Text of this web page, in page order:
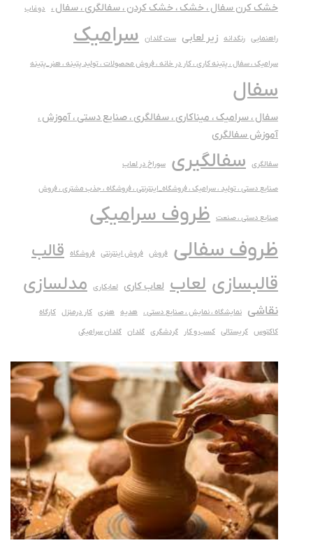
خشک کرن سفال ، خشک ، خشک کردن ، سفالگری ، سفال ، دوغاب
راهنمایی رنگدانه زیر لعابی ست گلدان سرامیک
سرامیک ، سفال ، پتینه کاری ، کار در خانه ، فروش محصولات ، تولید پتینه ، هنر_پتینه
سفال
سفال ، سرامیک ، میناکاری ، سفالگری ، صنایع دستی ، آموزش ،
آموزش سفالگری
سفالگری سفالگیری سوراخ در لعاب
صنایع دستی ، تولید ، سرامیک ، فروشگاه_اینترنتی ، فروشگاه ، جذب مشتری ، فروش
صنایع دستی ، صنعت ظروف سرامیکی
ظروف سفالی فروش فروش اینترنتی فروشگاه قالب
قالبسازی لعاب لعاب کاری لعابکاری مدلسازی
نقاشی نمایشگاه ، نمایش ، صنایع دستی ، هدیه هنری کار درمنزل کارگاه
کاکتوس کریستالی کسب و کار گردشگری گلدان گلدان سرامیکی